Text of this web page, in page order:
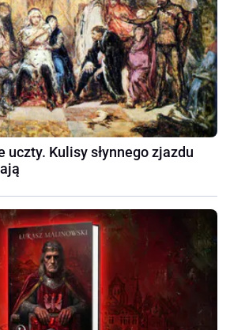
uczty. Kulisy słynnego zjazdu